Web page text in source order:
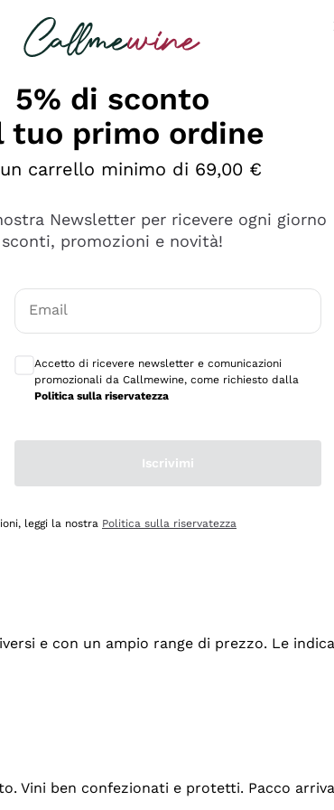
e con un ampio range di prezzo. Le
Vini ben confezionati e protetti. Pacco
5% di sconto
tuo primo ordine
carrello minimo di 69,00 €
Newsletter per ricevere ogni giorno
sconti, promozioni e novità!
Email
Accetto di ricevere newsletter e comunicazioni
promozionali da Callmewine, come richiesto dalla
Politica sulla riservatezza
Iscrivimi
leggi la nostra Politica sulla riservatezza